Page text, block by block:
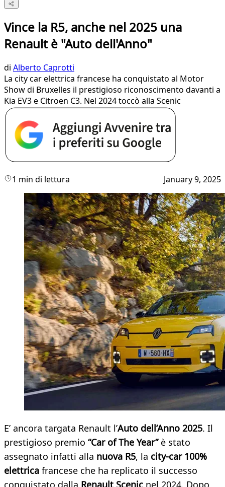
Vince la R5, anche nel 2025 una
Renault è "Auto dell'Anno"
di Alberto Caprotti
La city car elettrica francese ha conquistato al Motor
Show di Bruxelles il prestigioso riconoscimento davanti a
Kia EV3 e Citroen C3. Nel 2024 toccò alla Scenic
1 min di lettura January 9, 2025
E’ ancora targata Renault l’Auto dell’Anno 2025. Il
prestigioso premio “Car of The Year”è stato
assegnato infatti alla nuova R5, la city-car 100%
elettrica francese che ha replicato il successo
conquistato dalla Renault Scenic nel 2024. Dopo